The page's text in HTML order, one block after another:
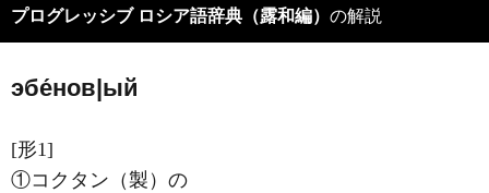
プログレッシブ ロシア語辞典（露和編） の解説
эбе́нов|ый
[形1]
①コクタン（製）の